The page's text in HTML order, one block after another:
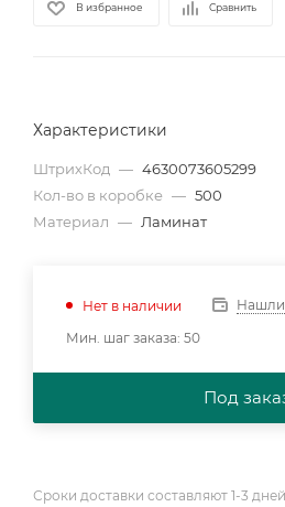
В избранное Сравнить
Характеристики
ШтрихКод — 4630073605299
Кол-во в коробке — 500
Материал — Ламинат
Нет в наличии
Нашли
Мин. шаг заказа: 50
Под
Сроки доставки составляют 1-3